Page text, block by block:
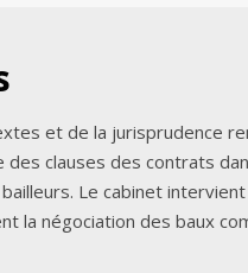
et de la jurisprudence
des clauses des contrats
Le cabinet
la négociation des baux